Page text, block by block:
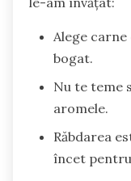
Alege
bogat.
Nu te teme
aromele.
Răbdarea
încet